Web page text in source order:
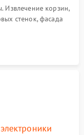
Извлечение корзин,
стенок, фасада
помпе.